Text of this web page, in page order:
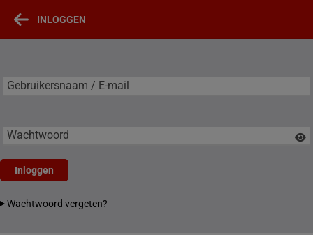
INLOGGEN
Gebruikersnaam / E-mail
Wachtwoord
Inloggen
Wachtwoord vergeten?